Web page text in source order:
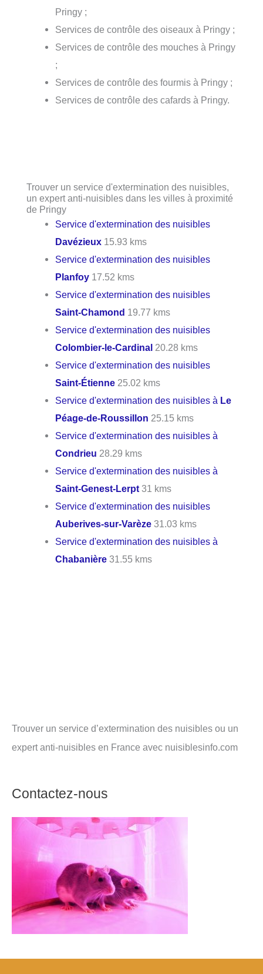
Pringy ;
Services de contrôle des oiseaux à Pringy ;
Services de contrôle des mouches à Pringy
;
Services de contrôle des fourmis à Pringy ;
Services de contrôle des cafards à Pringy.
Trouver un service d'extermination des nuisibles,
un expert anti-nuisibles dans les villes à proximité
de Pringy
Service d'extermination des nuisibles
Davézieux 15.93 kms
Service d'extermination des nuisibles
Planfoy 17.52 kms
Service d'extermination des nuisibles
Saint-Chamond 19.77 kms
Service d'extermination des nuisibles
Colombier-le-Cardinal 20.28 kms
Service d'extermination des nuisibles
Saint-Étienne 25.02 kms
Service d'extermination des nuisibles à Le
Péage-de-Roussillon 25.15 kms
Service d'extermination des nuisibles à
Condrieu 28.29 kms
Service d'extermination des nuisibles à
Saint-Genest-Lerpt 31 kms
Service d'extermination des nuisibles
Auberives-sur-Varèze 31.03 kms
Service d'extermination des nuisibles à
Chabanière 31.55 kms
Trouver un service d’extermination des nuisibles ou un
expert anti-nuisibles en France avec nuisiblesinfo.com
Contactez-nous